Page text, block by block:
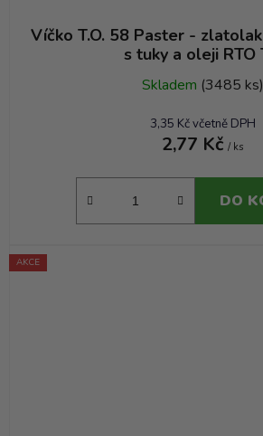
Víčko T.O. 58 Paster -
s tuky a oleji RTO
Skladem (3485 ks)
3,35 Kč včetně DPH
2,77 Kč / ks
DO
AKCE